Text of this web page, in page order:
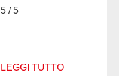
ti senti subito a tuo
vario e può...
5 / 5
LEGGI TUTTO